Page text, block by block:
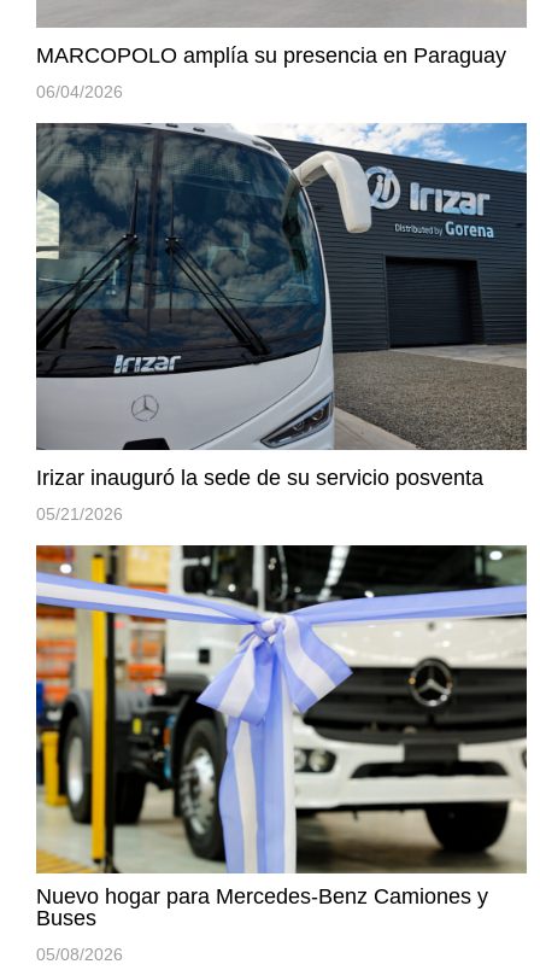
MARCOPOLO amplía su presencia en Paraguay
06/04/2026
Irizar inauguró la sede de su servicio posventa
05/21/2026
Nuevo hogar para Mercedes-Benz Camiones y
Buses
05/08/2026